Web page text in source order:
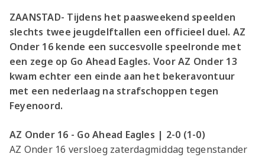
ZAANSTAD- Tijdens het paasweekend speelden
slechts twee jeugdelftallen een officieel duel. AZ
Onder 16 kende een succesvolle speelronde met
een zege op Go Ahead Eagles. Voor AZ Onder 13
kwam echter een einde aan het bekeravontuur
met een nederlaag na strafschoppen tegen
Feyenoord.
AZ Onder 16 - Go Ahead Eagles | 2-0 (1-0)
AZ Onder 16 versloeg zaterdagmiddag tegenstander